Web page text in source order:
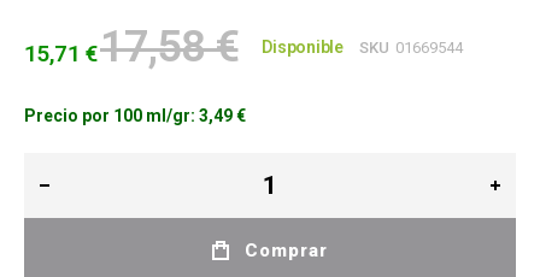
15,71 €17,58 € Disponible SKU 01669544
Precio por 100 ml/gr: 3,49 €
Comprar